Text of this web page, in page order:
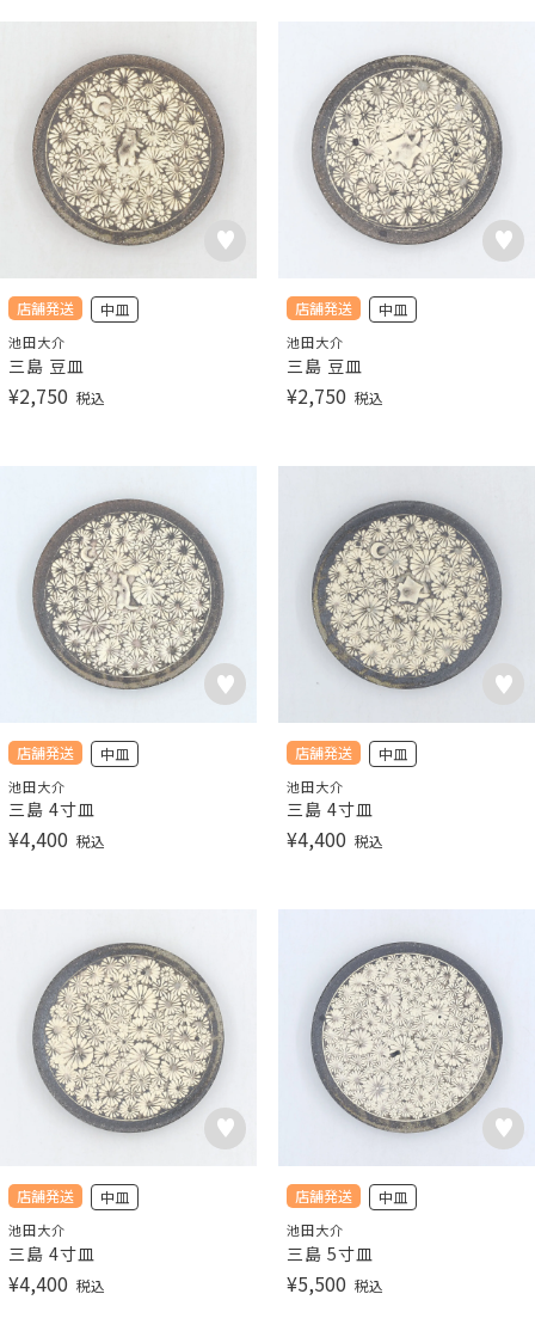
店舗発送 中皿
池田大介
三島 豆皿
¥2,750 税込
店舗発送 中皿
池田大介
三島 豆皿
¥2,750 税込
店舗発送 中皿
池田大介
三島 4寸皿
¥4,400 税込
店舗発送 中皿
池田大介
三島 4寸皿
¥4,400 税込
店舗発送 中皿
池田大介
三島 4寸皿
¥4,400 税込
店舗発送 中皿
池田大介
三島 5寸皿
¥5,500 税込